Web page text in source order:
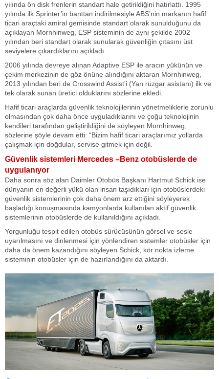
yılında ön disk frenlerin standart hale getirildiğini hatırlattı. 1995
yılında ilk Sprinter’in banttan indirilmesiyle ABS’nin markanın hafif
ticari araçtaki amiral gemisinde standart olarak sunulduğunu da
açıklayan Mornhinweg, ESP sisteminin de aynı şekilde 2002
yılından beri standart olarak sunularak güvenliğin çıtasını üst
seviyelere çıkardıklarını açıkladı.
2006 yılında devreye alınan Adaptive ESP ile aracın yükünün ve
çekim merkezinin de göz önüne alındığını aktaran Mornhinweg,
2013 yılından beri de Crosswind Assist’i (Yan rüzgar asistanı) ilk ve
tek olarak sunan üretici olduklarını sözlerine ekledi.
Hafif ticari araçlarda güvenlik teknolojilerinin yönetmeliklerle zorunlu
olmasından çok daha önce uyguladıklarını ve çoğu teknolojinin
kendileri tarafından geliştirildiğini de söyleyen Mornhinweg,
sözlerine şöyle devam etti: “Bizim hafif ticari araçlarımız yollarda
çalışmak için doğdular, servise gitmek için değil.
Güvenlik sistemleri Mercedes –Benz otobüslerde de
uygulanıyor
Daha sonra söz alan Daimler Otobüs Başkanı Hartmut Schick ise
dünyanın en değerli yükü olan insan taşıdıkları için otobüslerdeki
güvenlik sistemlerinin çok daha önem arz ettiğini söyleyerek
başladığı konuşmasında kamyonlarda kullanılan aktif güvenlik
sistemlerinin otobüslerde de kullanıldığını açıkladı.
Yorgunluğu tespit edilen otobüs sürücüsünün görsel ve sesle
uyarılmasını ve dinlenmesi için yönlendiren sistemler otobüsler için
daha da önem kazandığını söyleyen Schick, kör nokta izleme
sisteminin otobüsler için de hazırlandığını da aktardı.